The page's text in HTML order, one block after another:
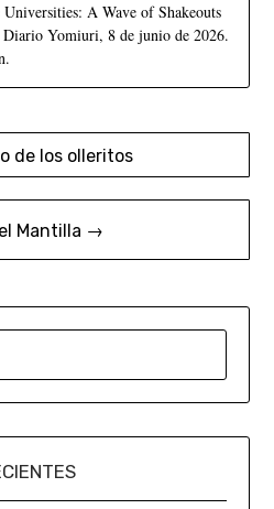
A Wave of Shakeouts
Yomiuri, 8 de junio de 2026.
de los olleritos
Mantilla →